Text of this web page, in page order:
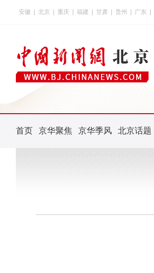
安徽 北京 重庆 福建 甘肃 贵州 广东
首页 京华聚焦 京华季风 北京话题